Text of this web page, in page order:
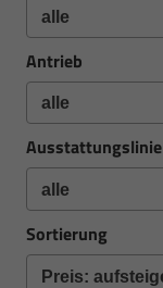
Antrieb
Ausstattungslinie
Sortierung